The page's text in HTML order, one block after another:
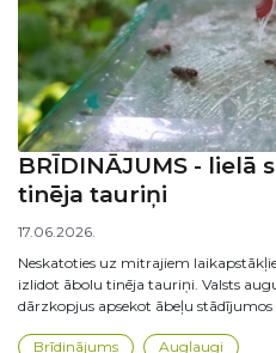
BRĪDINĀJUMS - lielā
tinēja tauriņi
17.06.2026.
Neskatoties uz mitrajiem
izlidot ābolu tinēja tauriņi. Valsts
dārzkopjus apsekot ābeļu stādījumos
Brīdinājums Augļaugi